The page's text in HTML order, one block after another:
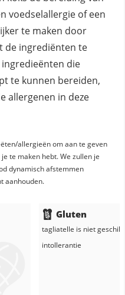
voedselallergie of een
te maken door
de ingrediënten te
die
te kunnen bereiden,
allergenen in deze
allergieën om aan te geven
te maken hebt. We zullen je
dynamisch afstemmen
aanhouden.
Gluten
tagliatelle is niet
intollerantie